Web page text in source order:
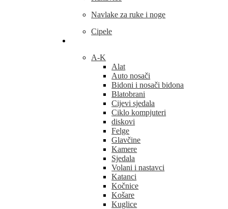
Navlake za ruke i noge
Cipele
A-K
Alat
Auto nosači
Bidoni i nosači bidona
Blatobrani
Cijevi sjedala
Ciklo kompjuteri
diskovi
Felge
Glavčine
Kamere
Sjedala
Volani i nastavci
Katanci
Kočnice
Košare
Kuglice